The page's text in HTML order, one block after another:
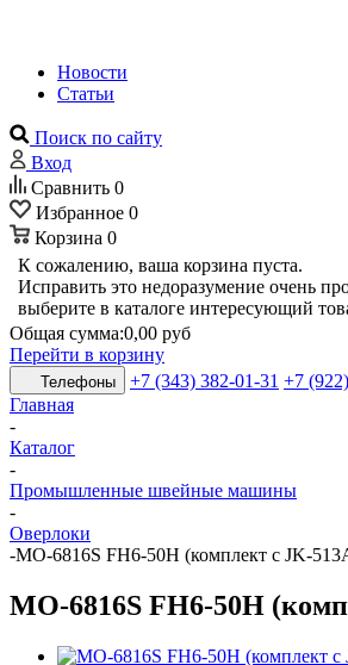
Новости
Статьи
Поиск по сайту
Вход
Сравнить 0
Избранное 0
Корзина 0
К сожалению, ваша корзина пуста.
Исправить это недоразумение очень
выберите в каталоге интересующий
Общая сумма:0,00 руб
Перейти в корзину
Телефоны +7 (343) 382-01-31 +7
Главная
-
Каталог
-
Промышленные швейные машины
-
Оверлоки
-MO-6816S FH6-50H (комплект с JK-
MO-6816S FH6-50H